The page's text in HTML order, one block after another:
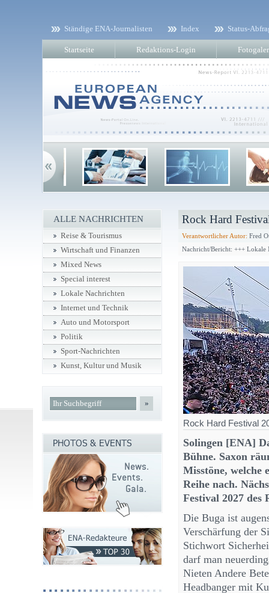
Ständige ENA-Journalisten Index Status-
Startseite Redaktions-Login
Rock Hard
Verantwortlicher Autor: Fred
Nachricht/Bericht: +++ Lokale
Rock Hard Festival
Solingen [ENA]
Bühne. Saxon
Misstöne, welche
Reihe nach.
Festival 2027
Die Buga ist
Verschärfung der
Stichwort
darf man
Nieten Andere
Headbanger mit
ALLE NACHRICHTEN
Reise & Tourismus
Wirtschaft und Finanzen
Mixed News
Special interest
Lokale Nachrichten
Internet und Technik
Auto und Motorsport
Politik
Sport-Nachrichten
Kunst, Kultur und Musik
»